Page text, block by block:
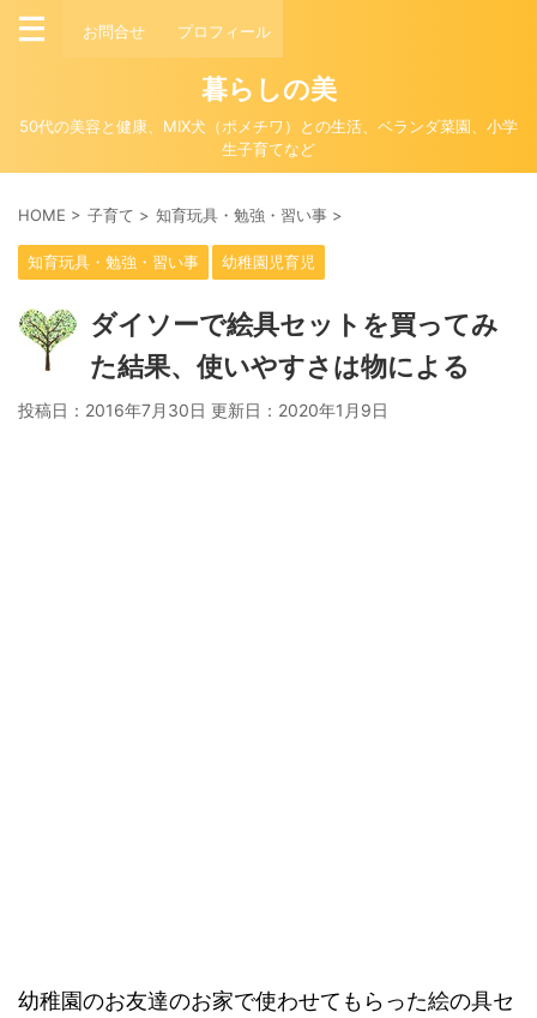
お問合せ プロフィール
暮らしの美
50代の美容と健康、MIX犬（ポメチワ）との生活、ベランダ菜園、小学
生子育てなど
HOME > 子育て > 知育玩具・勉強・習い事 >
知育玩具・勉強・習い事 幼稚園児育児
ダイソーで絵具セットを買ってみ
た結果、使いやすさは物による
投稿日：2016年7月30日 更新日： 2020年1月9日
幼稚園のお友達のお家で使わせてもらった絵の具セ